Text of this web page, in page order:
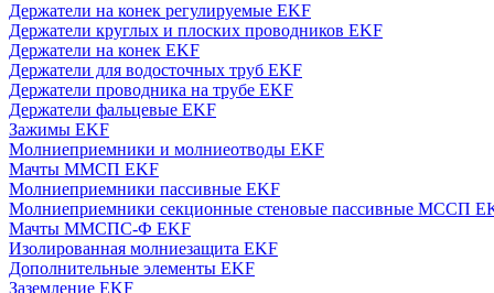
Держатели на конек регулируемые EKF
Держатели круглых и плоских проводников EKF
Держатели на конек EKF
Держатели для водосточных труб EKF
Держатели проводника на трубе EKF
Держатели фальцевые EKF
Зажимы EKF
Молниеприемники и молниеотводы EKF
Мачты ММСП EKF
Молниеприемники пассивные EKF
Молниеприемники секционные стеновые пассивные МССП
Мачты ММСПС-Ф EKF
Изолированная молниезащита EKF
Дополнительные элементы EKF
Заземление EKF